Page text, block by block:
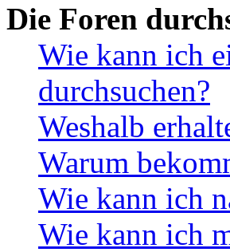
Die Foren
Wie kann ich
durchsuchen?
Weshalb
Warum
Wie kann ich
Wie kann ich